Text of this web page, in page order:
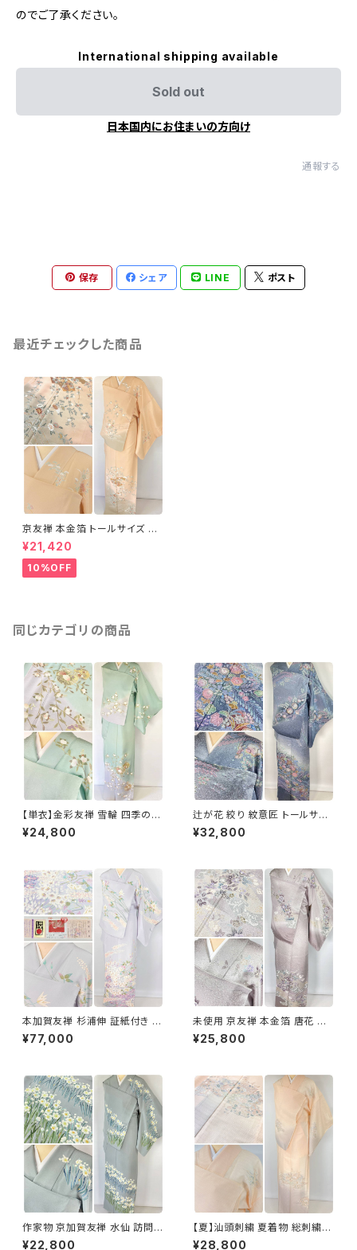
のでご了承ください。
International shipping available
Sold out
日本国内にお住まいの方向け
通報する
保存 シェア LINE ポスト
最近チェックした商品
京友禅 本金箔 トールサイズ 扇
訪問着 正絹 肌色 オレンジ 114
7
¥21,420
10%OFF
同じカテゴリの商品
【単衣】金彩友禅 雪輪 四季の
花々 正絹 訪問着 黄緑 青緑 紫
1418
¥24,800
辻が花 絞り 紋意匠 トールサイ
ズ 金彩 訪問着 正絹 袷 青 ブル
ー 紫 1273
¥32,800
本加賀友禅 杉浦伸 証紙付き 訪
問着 花柄 正絹 紫 白 パステル
白菫色 1080
¥77,000
未使用 京友禅 本金箔 唐花 訪
問着 袷 正絹 紫 グレー 白 1165
¥25,800
作家物 京加賀友禅 水仙 訪問着
正絹 袷 浅葱鼠 青緑 グレー 白
¥22,800
【夏】汕頭刺繍 夏着物 総刺繍
絽 訪問着 正絹 オレンジ サーモ
¥28,800